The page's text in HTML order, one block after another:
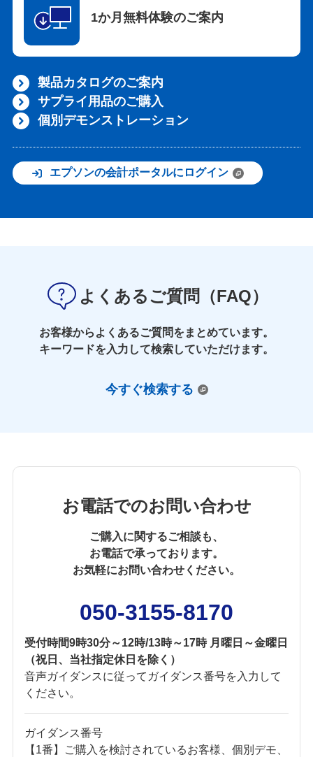
1か月無料体験のご案内
製品カタログのご案内
サプライ用品のご購入
個別デモンストレーション
エプソンの会計ポータルにログイン
よくあるご質問（FAQ）
お客様からよくあるご質問をまとめています。
キーワードを入力して検索していただけます。
今すぐ検索する
お電話でのお問い合わせ
ご購入に関するご相談も、
お電話で承っております。
お気軽にお問い合わせください。
050-3155-8170
受付時間9時30分～12時/13時～17時 月曜日～金曜日
（祝日、当社指定休日を除く）
音声ガイダンスに従ってガイダンス番号を入力して
ください。
ガイダンス番号
【1番】ご購入を検討されているお客様、個別デモ、